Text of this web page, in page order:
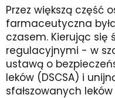
Przez większą część
farmaceutyczna
czasem. Kierując się
regulacyjnymi - w
ustawą o
leków (DSCSA) i
sfałszowanych